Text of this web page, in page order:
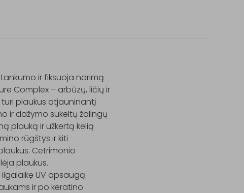
ir fiksuoja norimą
Complex – arbūzų, ličių ir
plaukus atjauninantį
ir dažymo sukeltų žalingų
plauką ir užkertą kelią
rūgštys ir kiti
Cetrimonio
plaukus.
UV apsaugą.
ir po keratino